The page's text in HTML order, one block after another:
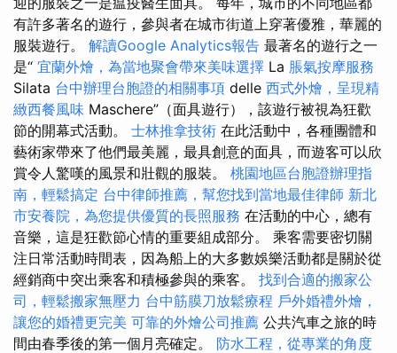
有許多著名的遊行，參與者在城市街道上穿著優雅，華麗的
服裝遊行。 解讀Google Analytics報告 最著名的遊行之一
是“ 宜蘭外燴，為當地聚會帶來美味選擇 La 脹氣按摩服務
Silata 台中辦理台胞證的相關事項 delle 西式外燴，呈現精
緻西餐風味 Maschere”（面具遊行），該遊行被視為狂歡
節的開幕式活動。 士林推拿技術 在此活動中，各種團體和
藝術家帶來了他們最美麗，最具創意的面具，而遊客可以欣
賞令人驚嘆的風景和壯觀的服裝。 桃園地區台胞證辦理指
南，輕鬆搞定 台中律師推薦，幫您找到當地最佳律師 新北
市安養院，為您提供優質的長照服務 在活動的中心，總有
音樂，這是狂歡節心情的重要組成部分。 乘客需要密切關
注日常活動時間表，因為船上的大多數娛樂活動都是關於從
經銷商中突出乘客和積極參與的乘客。 找到合適的搬家公
司，輕鬆搬家無壓力 台中筋膜刀放鬆療程 戶外婚禮外燴，
讓您的婚禮更完美 可靠的外燴公司推薦 公共汽車之旅的時
間由春季後的第一個月亮確定。 防水工程，從專業的角度